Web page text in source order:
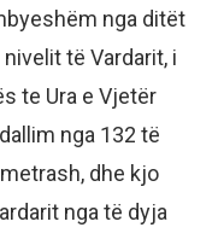
nga ditët
të Vardarit, i
te Ura e Vjetër
nga 132 të
dhe kjo
nga të dyja